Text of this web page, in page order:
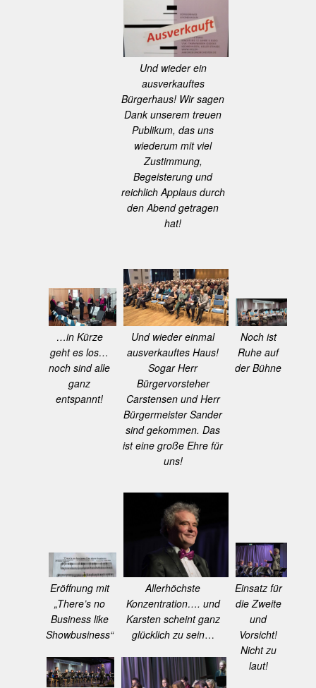
Und wieder ein
ausverkauftes
Bürgerhaus! Wir sagen
Dank unserem treuen
Publikum, das uns
wiederum mit viel
Zustimmung,
Begeisterung und
reichlich Applaus durch
den Abend getragen
hat!
…in Kürze
geht es los…
noch sind alle
ganz
entspannt!
Und wieder einmal
ausverkauftes Haus!
Sogar Herr
Bürgervorsteher
Carstensen und Herr
Bürgermeister Sander
sind gekommen. Das
ist eine große Ehre für
uns!
Noch ist
Ruhe auf
der Bühne
Eröffnung mit
„There’s no
Business like
Showbusiness“
Allerhöchste
Konzentration…. und
Karsten scheint ganz
glücklich zu sein…
Einsatz für
die Zweite
und
Vorsicht!
Nicht zu
laut!